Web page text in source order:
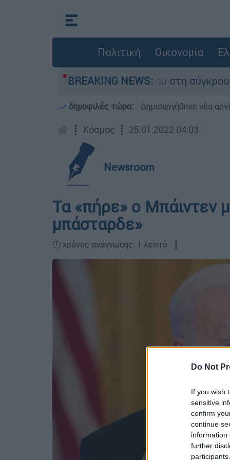
Do Not
If you wish
sensitive
confirm
continue
information
further
Πολιτική Οικονομία
BREAKING NEWS:
που έχασε τη ζωή του στη σύγκρουση
δημοφιλές τώρα: Δημιουργήθηκε νέα
┋ Κόσμος ┋ 25.01.2022 04:03
Newsroom
Τα «πήρε» ο Μπάιντεν
μπάσταρδε»
🕛 χρόνος ανάγνωσης: 1 λεπτό ┋